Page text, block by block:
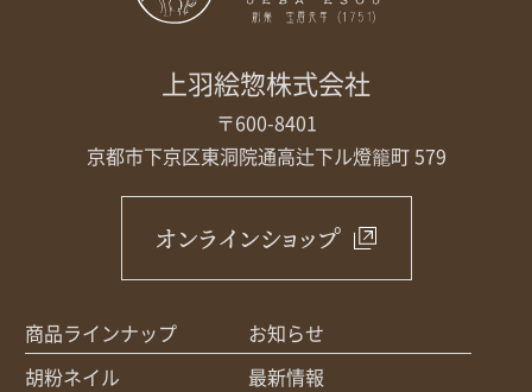
上羽絵惣株式会社
〒600-8401
京都市下京区東洞院通高辻下ル燈籠町 579
オンラインショップ
商品ラインナップ
胡粉ネイル
お知らせ
最新情報